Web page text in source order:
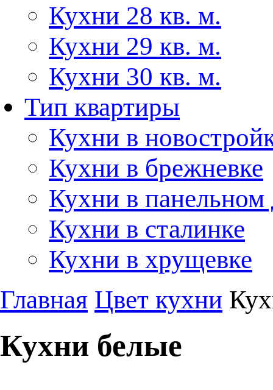
Кухни 28 кв. м.
Кухни 29 кв. м.
Кухни 30 кв. м.
Тип квартиры
Кухни в
Кухни в брежневке
Кухни в панельном
Кухни в сталинке
Кухни в хрущевке
Главная Цвет кухни
Кухни белые